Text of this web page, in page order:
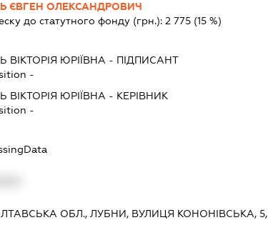
ЄВГЕН ОЛЕКСАНДРОВИЧ
до статутного фонду (грн.):2 775 (15 %)
ВІКТОРІЯ ЮРІЇВНА - ПІДПИСАНТ
-
ВІКТОРІЯ ЮРІЇВНА - КЕРІВНИК
-
ОБЛ., ЛУБНИ, ВУЛИЦЯ КОНОНІВСЬКА, 5,